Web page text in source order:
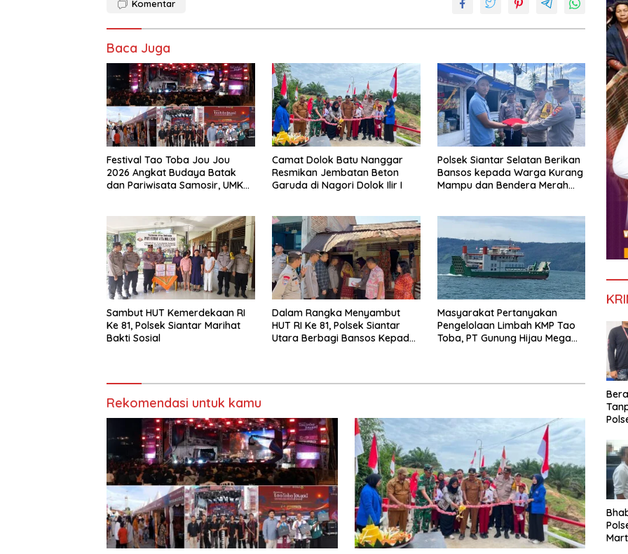
Komentar
Baca Juga
Festival Tao Toba Jou Jou
2026 Angkat Budaya Batak
dan Pariwisata Samosir, UMKM
Camat Dolok Batu Nanggar
Resmikan Jembatan Beton
Garuda di Nagori Dolok Ilir I
Polsek Siantar Selatan Berikan
Bansos kepada Warga Kurang
Mampu dan Bendera Merah
Sambut HUT Kemerdekaan RI
Ke 81, Polsek Siantar Marihat
Bakti Sosial
Dalam Rangka Menyambut
HUT RI Ke 81, Polsek Siantar
Utara Berbagi Bansos Kepada
Masyarakat Pertanyakan
Pengelolaan Limbah KMP Tao
Toba, PT Gunung Hijau Mega
Rekomendasi untuk kamu